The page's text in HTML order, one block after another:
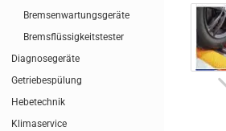
Bremsenwartungsgeräte
Bremsflüssigkeitstester
Diagnosegeräte
Getriebespülung
Hebetechnik
Klimaservice